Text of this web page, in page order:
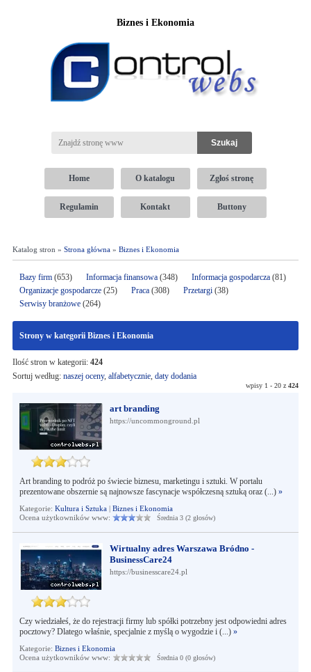
Biznes i Ekonomia
Home O katalogu Zgłoś stronę
Regulamin Kontakt Buttony
Katalog stron » Strona główna» Biznes i Ekonomia
Bazy firm(653) Informacja finansowa(348) Informacja gospodarcza(81)
Organizacje gospodarcze(25) Praca(308) Przetargi(38)
Serwisy branżowe(264)
Strony w kategorii Biznes i Ekonomia
Ilość stron w kategorii: 424
Sortuj według: naszej oceny, alfabetycznie, daty dodania
wpisy 1 - 20 z424
art branding
https://uncommonground.pl
Art branding to podróż po świecie biznesu, marketingu i sztuki. W portalu
prezentowane obszernie są najnowsze fascynacje współczesną sztuką oraz (...) »
Kategorie: Kultura i Sztuka| Biznes i Ekonomia
Ocena użytkowników www:
Średnia 3 (2 głosów)
Wirtualny adres Warszawa Bródno -
BusinessCare24
https://businesscare24.pl
Czy wiedziałeś, że do rejestracji firmy lub spółki potrzebny jest odpowiedni adres
pocztowy? Dlatego właśnie, specjalnie z myślą o wygodzie i (...) »
Kategorie: Biznes i Ekonomia
Ocena użytkowników www:
Średnia 0 (0 głosów)